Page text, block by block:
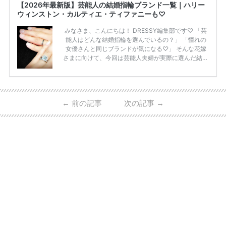
【2026年最新版】芸能人の結婚指輪ブランド一覧｜ハリー
ウィンストン・カルティエ・ティファニーも♡
みなさま、こんにちは！ DRESSY編集部です♡ 「芸
能人はどんな結婚指輪を選んでいるの？」 「憧れの
女優さんと同じブランドが気になる♡」 そんな花嫁
さまに向けて、今回は芸能人夫婦が実際に選んだ結婚
ーウィンストンやカルティエ、ティファニーなど世界
日本で人気のブランドまで幅広くご紹介。 さらに、
・愛用している芸能人夫婦 ・リングの特徴や魅力 ・
← 前の記事 次の記事 →